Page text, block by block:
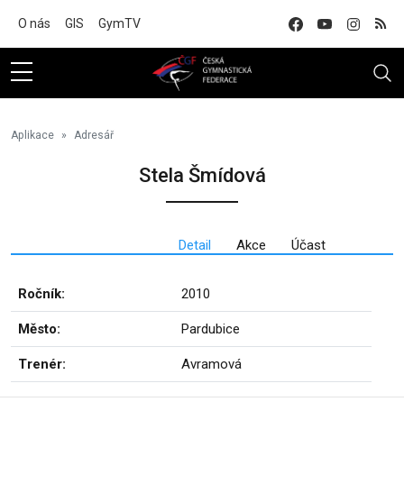
O nás GIS GymTV
Aplikace Adresář
Stela Šmídová
Detail Akce Účast
Ročník: 2010
Město: Pardubice
Trenér: Avramová